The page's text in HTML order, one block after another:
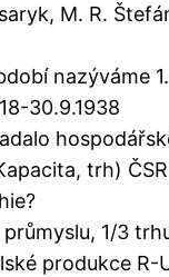
M. R.
nazýváme
30.9.1938
trh)
1/3
produkce R-